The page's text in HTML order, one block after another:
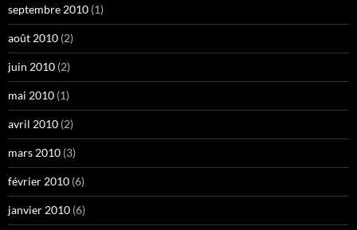
septembre 2010 (1)
août 2010 (2)
juin 2010 (2)
mai 2010 (1)
avril 2010 (2)
mars 2010 (3)
février 2010 (6)
janvier 2010 (6)